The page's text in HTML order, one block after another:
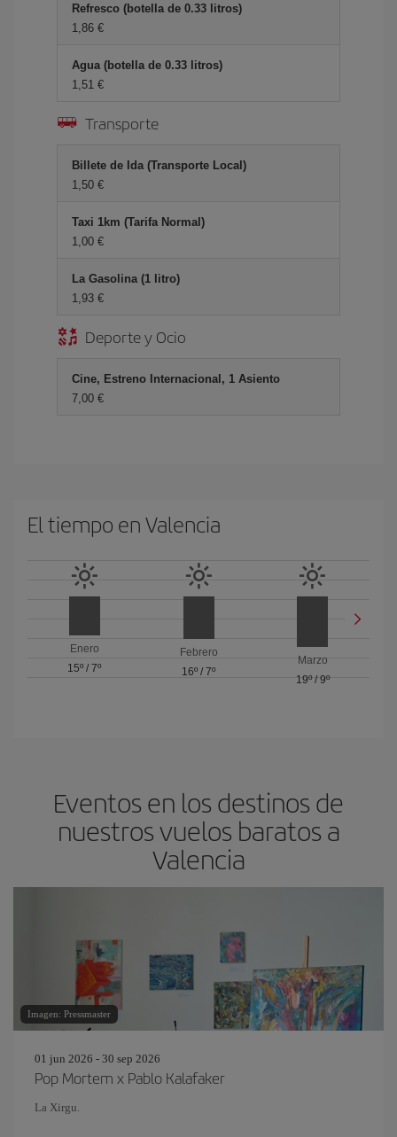
Refresco (botella de 0.33 litros)
1,86 €
Agua (botella de 0.33 litros)
1,51 €
Transporte
Billete de Ida (Transporte Local)
1,50 €
Taxi 1km (Tarifa Normal)
1,00 €
La Gasolina (1 litro)
1,93 €
Deporte y Ocio
Cine, Estreno Internacional, 1 Asiento
7,00 €
El tiempo en Valencia
Enero
15º /7º
Febrero
16º / 7º
Marzo
19º/ 9º
Eventos en los destinos de
nuestros vuelos baratos a
Valencia
Imagen: Pressmaster
01 jun 2026 - 30 sep 2026
Pop Mortem x Pablo Kalafaker
La Xirgu.